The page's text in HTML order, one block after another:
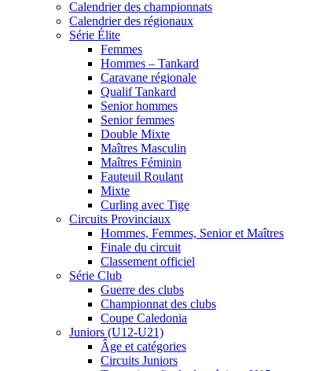
Calendrier des championnats
Calendrier des régionaux
Série Élite
Femmes
Hommes – Tankard
Caravane régionale
Qualif Tankard
Senior hommes
Senior femmes
Double Mixte
Maîtres Masculin
Maîtres Féminin
Fauteuil Roulant
Mixte
Curling avec Tige
Circuits Provinciaux
Hommes, Femmes, Senior et Maîtres
Finale du circuit
Classement officiel
Série Club
Guerre des clubs
Championnat des clubs
Coupe Caledonia
Juniors (U12-U21)
Âge et catégories
Circuits Juniors